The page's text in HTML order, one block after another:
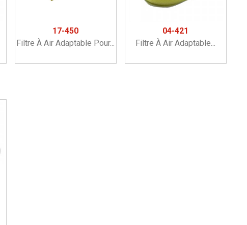
17-450
Filtre À Air Adaptable Pour...
04-421
Filtre À Air Adaptable...